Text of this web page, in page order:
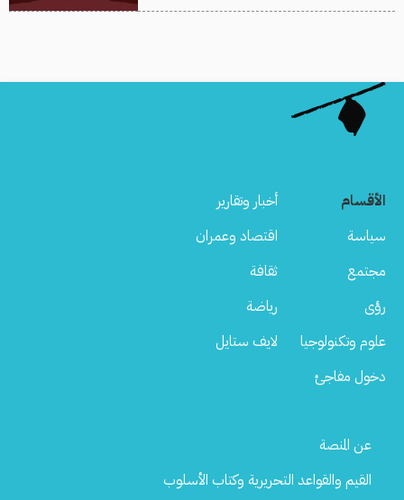
الأقسام
أخبار وتقارير
سياسة
اقتصاد وعمران
مجتمع
ثقافة
رؤى
رياضة
علوم وتكنولوجيا
لايف ستايل
دخول مفاجئ
Footer
عن المنصة
القيم والقواعد التحريرية وكتاب الأسلوب